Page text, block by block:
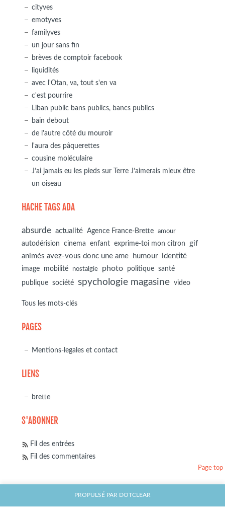
cityves
emotyves
familyves
un jour sans fin
brèves de comptoir facebook
liquidités
avec l'Otan, va, tout s'en va
c'est pourrire
Liban public bans publics, bancs publics
bain debout
de l'autre côté du mouroir
l'aura des pâquerettes
cousine moléculaire
J’ai jamais eu les pieds sur Terre J’aimerais mieux être
un oiseau
HACHE TAGS ADA
absurde actualité Agence France-Brette amour
autodérision cinema enfant exprime-toi mon citron
gif
animés avez-vous donc une ame
humour identité
image mobilité nostalgie photo politique
santé
publique
société spychologie magasine video
Tous les mots-clés
PAGES
Mentions-legales et contact
LIENS
brette
S'ABONNER
Fil des entrées
Fil des commentaires
PROPULSÉ PAR DOTCLEAR
Page top